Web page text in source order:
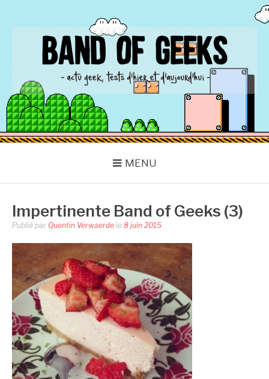
BAND OF GEEKS
Actu Geek d'hier et d'aujourd'hui
MENU
Impertinente Band of Geeks (3)
Publié par Quentin Verwaerde le 8 juin 2015